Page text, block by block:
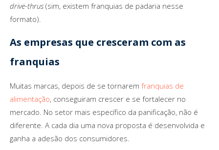
drive-thrus (sim, existem franquias de padaria nesse
formato).
As empresas que cresceram com as
franquias
Muitas marcas, depois de se tornarem franquias de
alimentação, conseguiram crescer e se fortalecer no
mercado. No setor mais específico da panificação, não é
diferente. A cada dia uma nova proposta é desenvolvida e
ganha a adesão dos consumidores.